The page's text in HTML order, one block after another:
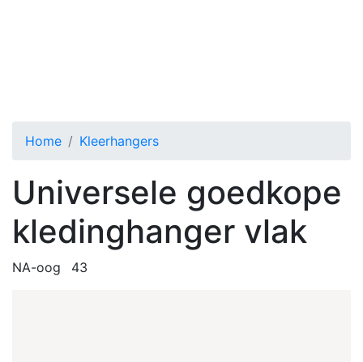
Home Kleerhangers
Universele goedkope
kledinghanger vlak
NA-oog 43